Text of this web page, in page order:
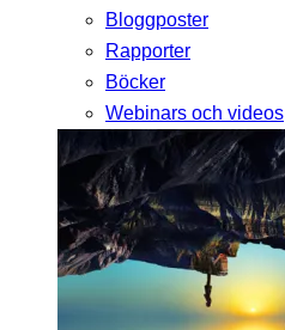
Bloggposter
Rapporter
Böcker
Webinars och videos